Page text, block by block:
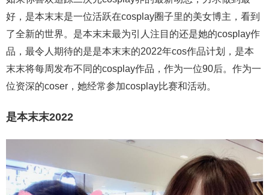
好，是本末末是一位活跃在cosplay圈子里的美女博主，看到
了全新的世界。是本末末最为引人注目的还是她的cosplay作
品，最令人期待的是是本末末的2022年cos作品计划，是本
末末将每周发布不同的cosplay作品，作为一位90后。作为一
位资深的coser，她经常参加cosplay比赛和活动。
是本末末2022